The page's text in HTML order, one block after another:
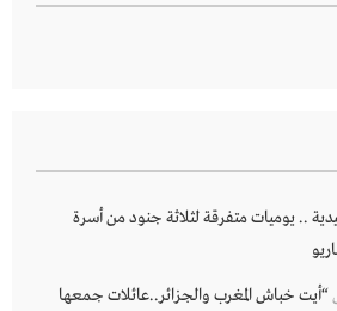
.. يوميات متفرقة لثلاثة جنود من أسرة
“أيت خباش المغرب والجزائر..عائلات جمعها